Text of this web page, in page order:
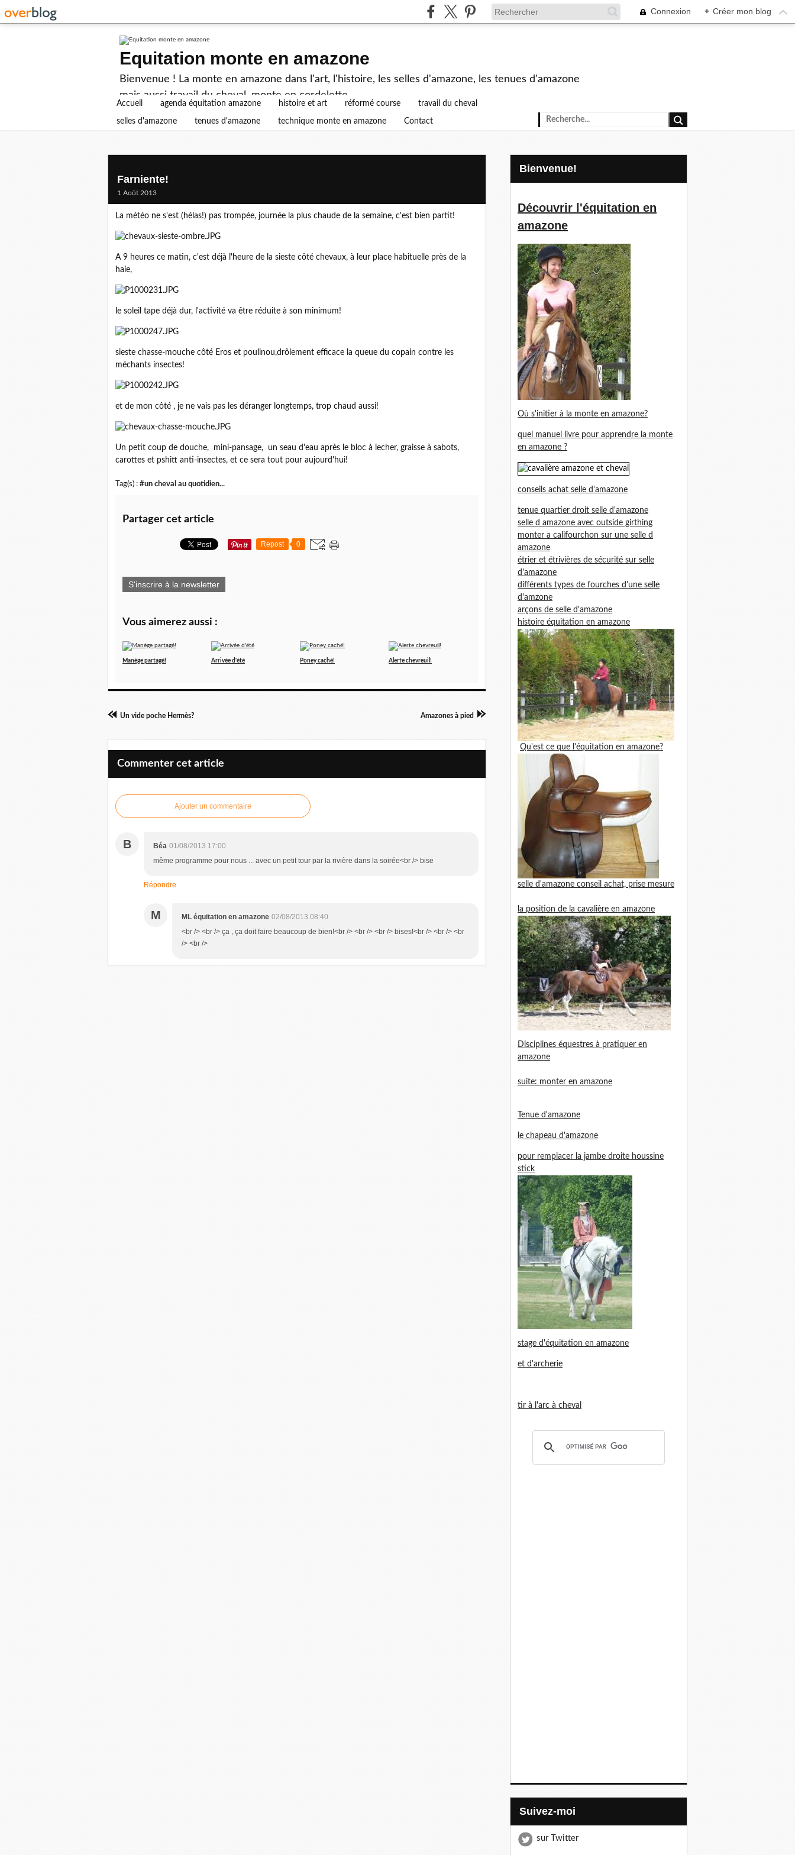
Connexion + Créer mon blog
Equitation monte en amazone
Bienvenue ! La monte en amazone dans l'art, l'histoire, les selles d'amazone, les tenues d'amazone
mais aussi travail du cheval, monte en cordelette...
Accueil agenda équitation amazone histoire et art réformé course travail du cheval
selles d'amazone tenues d'amazone technique monte en amazone Contact
Farniente!
1 Août 2013
La météo ne s'est (hélas!) pas trompée, journée la plus chaude de la semaine, c'est bien partit!
A 9 heures ce matin, c'est déjà l'heure de la sieste côté chevaux, à leur place habituelle près de la
haie,
le soleil tape déjà dur, l'activité va être réduite à son minimum!
sieste chasse-mouche côté Eros et poulinou,drôlement efficace la queue du copain contre les
méchants insectes!
et de mon côté , je ne vais pas les déranger longtemps, trop chaud aussi!
Un petit coup de douche, mini-pansage, un seau d'eau après le bloc à lecher, graisse à sabots,
carottes et pshitt anti-insectes, et ce sera tout pour aujourd'hui!
Tag(s) : #un cheval au quotidien...
Partager cet article
Repost 0
S'inscrire à la newsletter
Vous aimerez aussi :
Manège partagé! Arrivée d'été Poney caché! Alerte chevreuil!
Un vide poche Hermès? Amazones à pied
Commenter cet article
Ajouter un commentaire
B Béa 01/08/2013 17:00
même programme pour nous ... avec un petit tour par la rivière dans la soirée<br /> bise
Répondre
M ML équitation en amazone 02/08/2013 08:40
<br /> <br /> ça , ça doit faire beaucoup de bien!<br /> <br /> <br /> bises!<br /> <br /> <br
/> <br />
Bienvenue!
Découvrir l'équitation en
amazone
Où s'initier à la monte en amazone?
quel manuel livre pour apprendre la monte
en amazone ?
conseils achat selle d'amazone
tenue quartier droit selle d'amazone
selle d amazone avec outside girthing
monter a califourchon sur une selle d
amazone
étrier et étrivières de sécurité sur selle
d'amazone
différents types de fourches d'une selle
d'amzone
arçons de selle d'amazone
histoire équitation en amazone
Qu'est ce que l'équitation en amazone?
selle d'amazone conseil achat, prise mesure
la position de la cavalière en amazone
Disciplines équestres à pratiquer en
amazone
suite: monter en amazone
Tenue d'amazone
le chapeau d'amazone
pour remplacer la jambe droite houssine
stick
stage d'équitation en amazone
et d'archerie
tir à l'arc à cheval
Suivez-moi
sur Twitter